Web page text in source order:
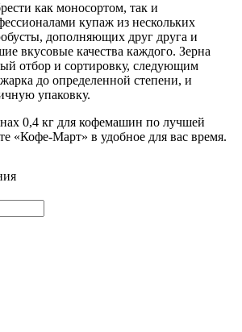
как моносортом, так и
купаж из нескольких
дополняющих друг друга и
вкусовые качества каждого. Зерна
отбор и сортировку, следующим
до определенной степени, и
упаковку.
0,4 кг для кофемашин по лучшей
«Кофе-Март» в удобное для вас время.